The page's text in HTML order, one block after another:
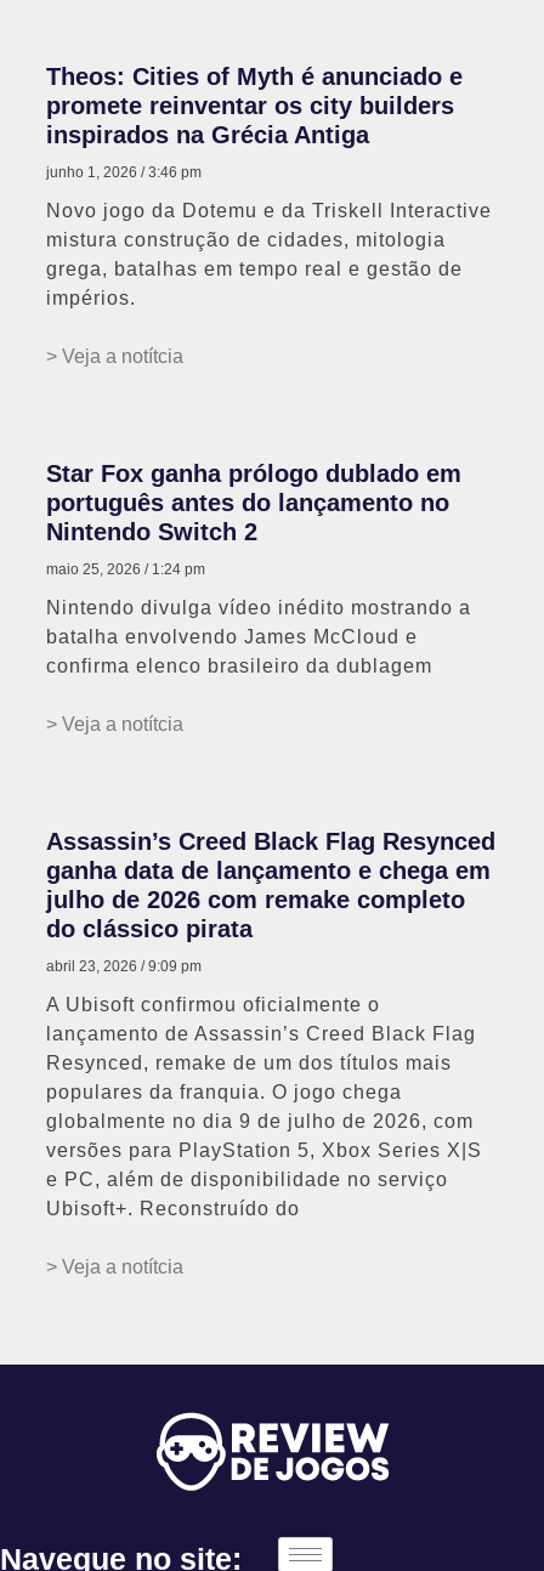
Theos: Cities of Myth é anunciado e
promete reinventar os city builders
inspirados na Grécia Antiga
junho 1, 2026 3:46 pm
Novo jogo da Dotemu e da Triskell Interactive
mistura construção de cidades, mitologia
grega, batalhas em tempo real e gestão de
impérios.
> Veja a notítcia
Star Fox ganha prólogo dublado em
português antes do lançamento no
Nintendo Switch 2
maio 25, 2026 1:24 pm
Nintendo divulga vídeo inédito mostrando a
batalha envolvendo James McCloud e
confirma elenco brasileiro da dublagem
> Veja a notítcia
Assassin’s Creed Black Flag Resynced
ganha data de lançamento e chega em
julho de 2026 com remake completo
do clássico pirata
abril 23, 2026 9:09 pm
A Ubisoft confirmou oficialmente o
lançamento de Assassin’s Creed Black Flag
Resynced, remake de um dos títulos mais
populares da franquia. O jogo chega
globalmente no dia 9 de julho de 2026, com
versões para PlayStation 5, Xbox Series X|S
e PC, além de disponibilidade no serviço
Ubisoft+. Reconstruído do
> Veja a notítcia
Navegue no site: